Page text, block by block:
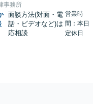
事務所
面談方法(対面・電
話・ビデオなど)は
応相談
営業時
間：本日
定休日